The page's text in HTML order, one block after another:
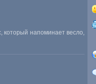
который напоминает весло,